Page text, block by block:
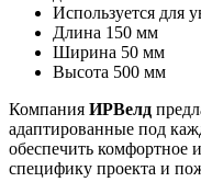
Используется для
Длина 150 мм
Ширина 50 мм
Высота 500 мм
Компания ИРВелд
адаптированные под
обеспечить комфортное
специфику проекта и